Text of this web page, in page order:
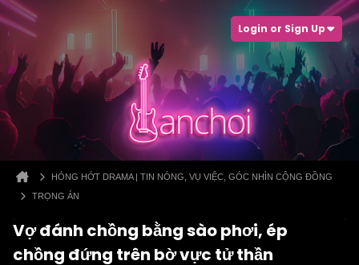
Login or Sign Up
HÓNG HỚT DRAMA | TIN NÓNG, VỤ VIỆC, GÓC NHÌN CỘNG ĐỒNG
TRỌNG ÁN
Vợ đánh chồng bằng sào phơi, ép
chồng đứng trên bờ vực tử thần